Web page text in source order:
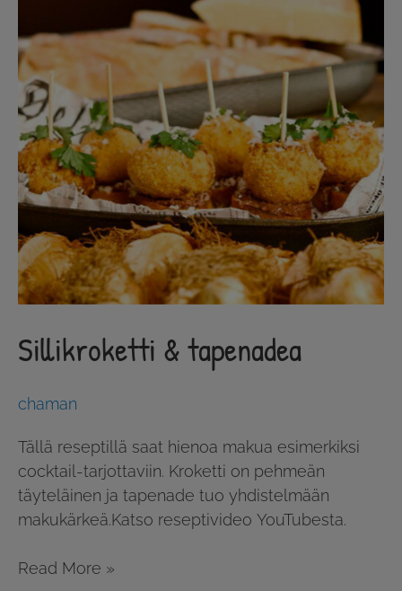
Sillikroketti & tapenadea
chaman
Tällä reseptillä saat hienoa makua esimerkiksi
cocktail-tarjottaviin. Kroketti on pehmeän
täyteläinen ja tapenade tuo yhdistelmään
makukärkeä.Katso reseptivideo YouTubesta.
Read More »